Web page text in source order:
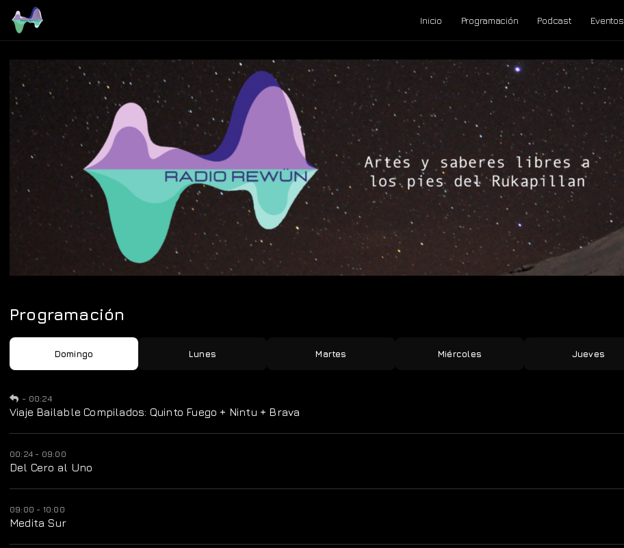
Inicio Programación Podcast Eventos
Programación
Domingo Lunes Martes Miércoles Jueves
- 00:24
Viaje Bailable Compilados: Quinto Fuego + Nintu + Brava
00:24 - 09:00
Del Cero al Uno
09:00 - 10:00
Medita Sur